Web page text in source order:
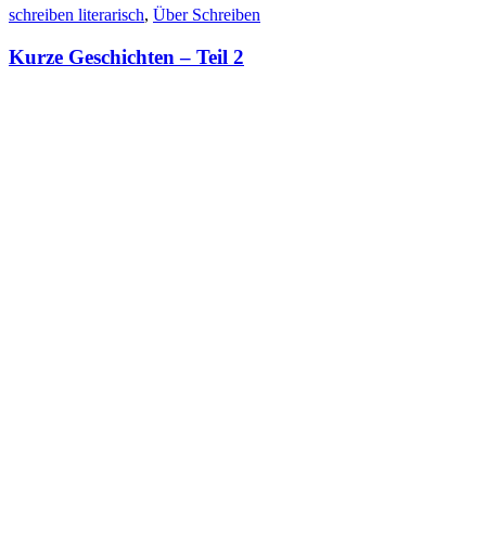
schreiben literarisch, Über Schreiben
Kurze Geschichten – Teil 2